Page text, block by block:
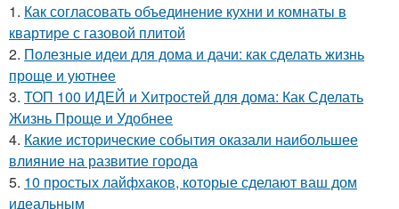
1. Как согласовать объединение кухни и комнаты в
квартире с газовой плитой
2. Полезные идеи для дома и дачи: как сделать жизнь
проще и уютнее
3. ТОП 100 ИДЕЙ и Хитростей для дома: Как Сделать
Жизнь Проще и Удобнее
4. Какие исторические события оказали наибольшее
влияние на развитие города
5. 10 простых лайфхаков, которые сделают ваш дом
идеальным